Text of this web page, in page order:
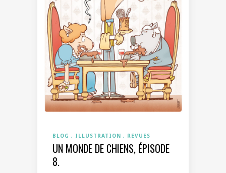
BLOG ILLUSTRATION REVUES
UN MONDE DE CHIENS, ÉPISODE
8.